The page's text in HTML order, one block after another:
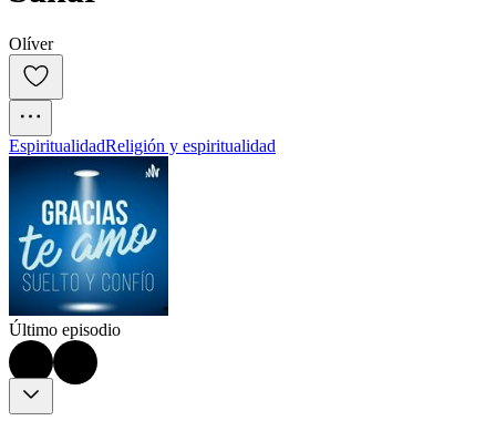
Olíver
EspiritualidadReligión y espiritualidad
Último episodio